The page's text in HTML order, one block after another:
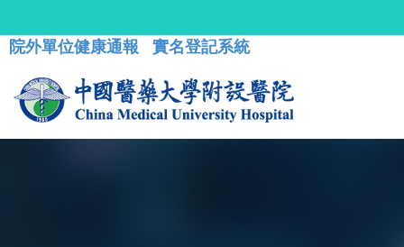
院外單位健康通報 實名登記系統